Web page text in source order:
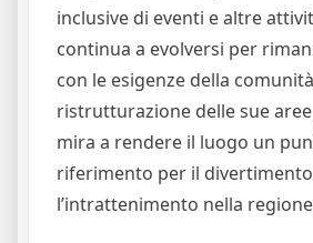
inclusive di eventi e altre
continua a evolversi per
con le esigenze della
ristrutturazione delle sue
mira a rendere il luogo un
riferimento per il
l’intrattenimento nella